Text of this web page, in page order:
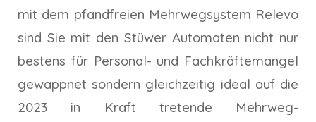
mit dem pfandfreien Mehrwegsystem Relevo
sind Sie mit den Stüwer Automaten nicht nur
bestens für Personal- und Fachkräftemangel
gewappnet sondern gleichzeitig ideal auf die
2023 in Kraft tretende Mehrweg-